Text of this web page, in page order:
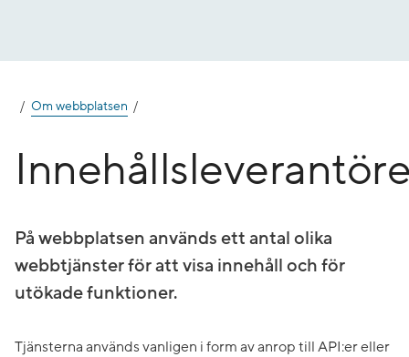
Om webbplatsen
På webbplatsen används ett antal olika
webbtjänster för att visa innehåll och för
utökade funktioner.
Tjänsterna används vanligen i form av anrop till API:er eller